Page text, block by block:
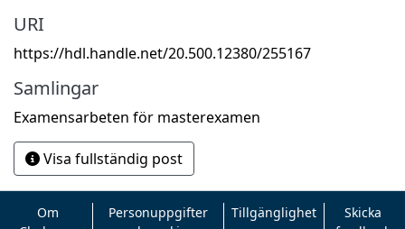
URI
https://hdl.handle.net/20.500.12380/255167
Samlingar
Examensarbeten för masterexamen
Visa fullständig post
Om
Personuppgifter
Tillgänglighet
Skicka